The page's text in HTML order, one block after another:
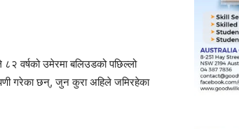
वर्षको उमेरमा बलिउडको पछिल्लो
गरेका छन्, जुन कुरा अहिले जमिरहेका